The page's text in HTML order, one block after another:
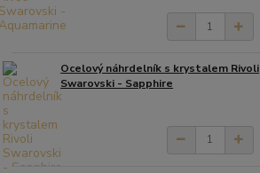
Ocelový náhrdelník s krystalem Rivoli
Swarovski - Sapphire